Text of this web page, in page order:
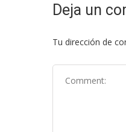
Deja un
Tu dirección de